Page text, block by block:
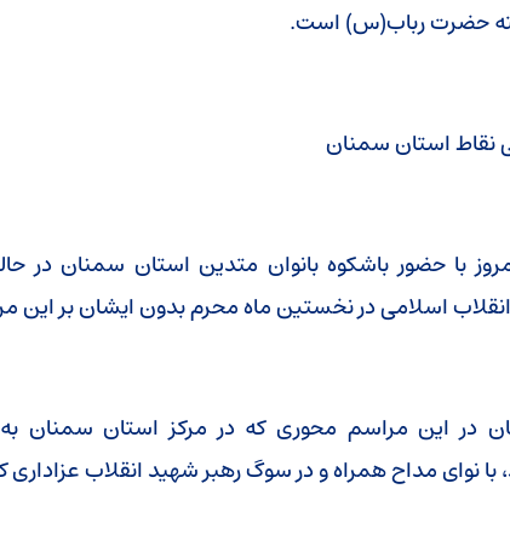
حضرت رباب(س) است.
نقاط استان سمنان
با حضور باشکوه بانوان متدین استان سمنان در
اسلامی در نخستین ماه محرم بدون ایشان بر این
در این مراسم محوری که در مرکز استان سمنان
با نوای مداح همراه و در سوگ رهبر شهید انقلاب عزاداری